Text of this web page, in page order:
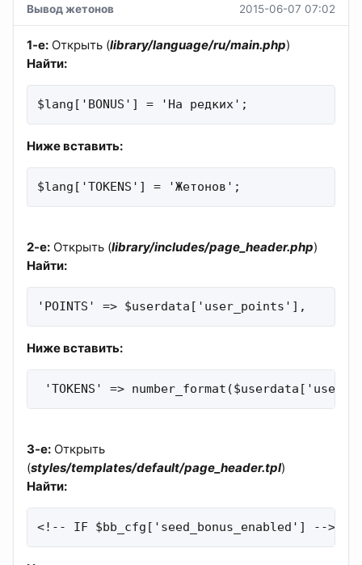
Вывод жетонов 2015-06-07 07:02
1-е: Открыть (library/language/ru/main.php)
Найти:
$lang['BONUS'] = 'На редких';
Ниже вставить:
$lang['TOKENS'] = 'Жетонов';
2-е: Открыть (library/includes/page_header.php)
Найти:
'POINTS' => $userdata['user_points'],
Ниже вставить:
'TOKENS' =>
3-е: Открыть
(styles/templates/default/page_header.tpl)
Найти:
<!-- IF $bb_cfg['seed_bonus_enabled'] --